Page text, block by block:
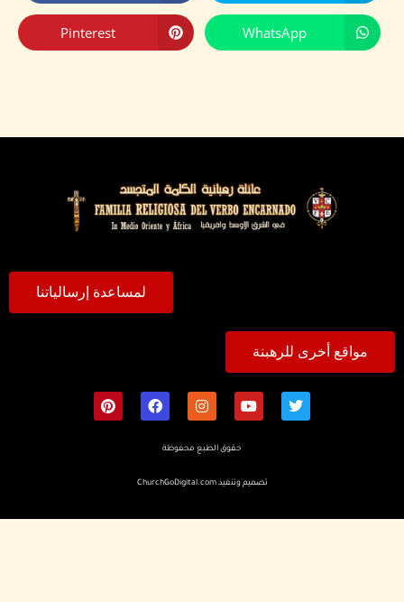
WhatsApp
Pinterest
لمساعدة إرسالياتنا
مواقع أخرى للرهبنة
حقوق الطبع محفوظة
تصميم وتنفيذChurchGoDigital.com